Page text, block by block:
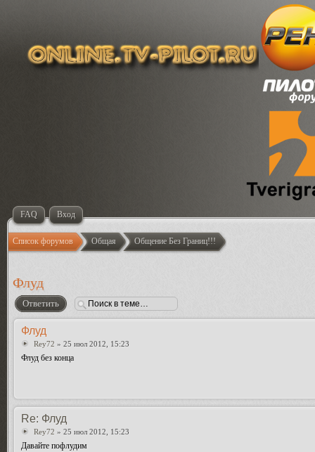
FAQ Вход
Список форумов Общая Общение Без Границ!!!
Флуд
Ответить
Флуд
Rey72 » 25 июл 2012, 15:23
Флуд без конца
Re: Флуд
Rey72 » 25 июл 2012, 15:23
Давайте пофлудим